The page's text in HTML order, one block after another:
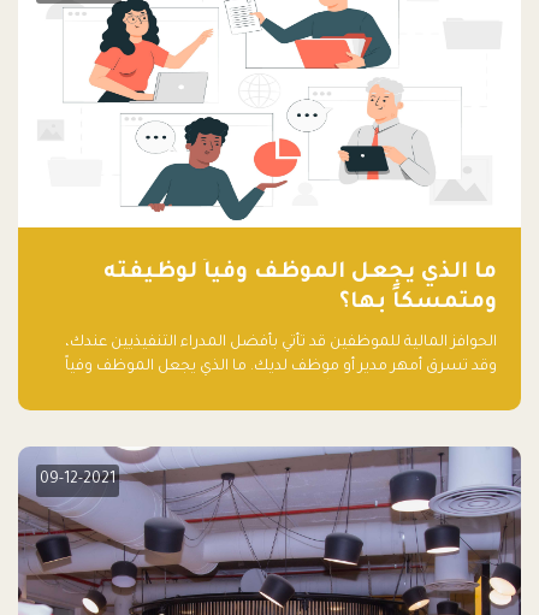
ما الذي يجعل الموظف وفياً لوظيفته
ومتمسكاً بها؟
الحوافز المالية للموظفين قد تأتي بأفضل المدراء التنفيذيين عندك،
وقد تسرق أمهر مدير أو موظف لديك. ما الذي يجعل الموظف وفياً
09-12-2021